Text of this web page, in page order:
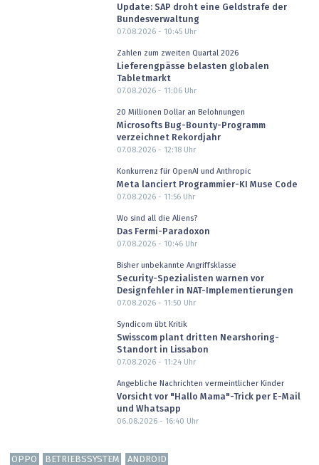
Update: SAP droht eine Geldstrafe der
Bundesverwaltung
07.08.2026 - 10:45Uhr
Zahlen zum zweiten Quartal 2026
Lieferengpässe belasten globalen
Tabletmarkt
07.08.2026 - 11:06Uhr
20 Millionen Dollar an Belohnungen
Microsofts Bug-Bounty-Programm
verzeichnet Rekordjahr
07.08.2026 - 12:18Uhr
Konkurrenz für OpenAI und Anthropic
Meta lanciert Programmier-KI Muse Code
07.08.2026 - 11:56Uhr
Wo sind all die Aliens?
Das Fermi-Paradoxon
07.08.2026 - 10:46Uhr
Bisher unbekannte Angriffsklasse
Security-Spezialisten warnen vor
Designfehler in NAT-Implementierungen
07.08.2026 - 11:50 Uhr
Syndicom übt Kritik
Swisscom plant dritten Nearshoring-
Standort in Lissabon
07.08.2026 - 11:24Uhr
Angebliche Nachrichten vermeintlicher Kinder
Vorsicht vor "Hallo Mama"-Trick per E-Mail
und Whatsapp
06.08.2026 - 16:40 Uhr
OPPO BETRIEBSSYSTEM ANDROID